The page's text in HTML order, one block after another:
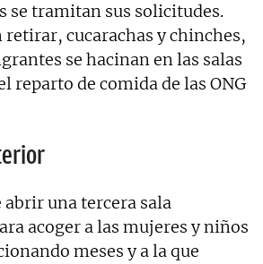
se tramitan sus solicitudes.
retirar, cucarachas y chinches,
se hacinan en las salas
reparto de comida de las ONG
abrir una tercera sala
acoger a las mujeres y niños
meses y a la que